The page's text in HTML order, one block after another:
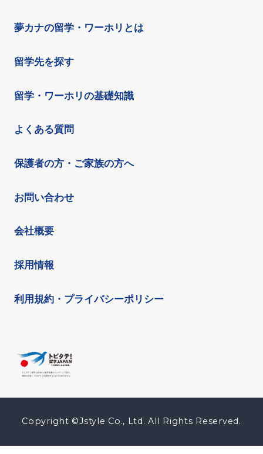
夢カナの留学・ワーホリとは
留学先を探す
留学・ワーホリの基礎知識
よくある質問
保護者の方・ご家族の方へ
お問い合わせ
会社概要
採用情報
利用規約・プライバシーポリシー
Copyright ©Jstyle Co., Ltd. All Rights Reserved.